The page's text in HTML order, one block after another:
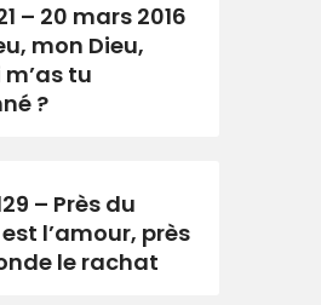
– 20 mars 2016
mon Dieu,
tu
?
– Près du
l’amour, près
le rachat